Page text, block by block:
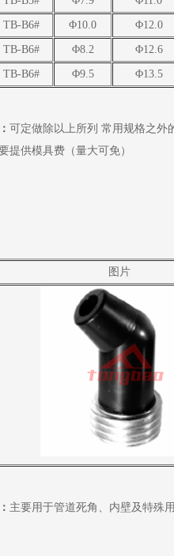
TB-B6# Φ10.0 Φ12.0
TB-B6# Φ8.2 Φ12.6
TB-B6# Φ9.5 Φ13.5
可定做除以上所列 常用规格之外
提供模具费（量大可免）
图片
主要用于管道死角、内壁及特殊